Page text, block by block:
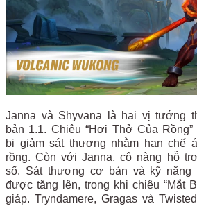
Janna và Shyvana là hai vị tướng
bản 1.1. Chiêu “Hơi Thở Của
bị giảm sát thương nhằm hạn chế
rồng. Còn với Janna, cô nàng hỗ
số. Sát thương cơ bản và kỹ năng
được tăng lên, trong khi chiêu “Mắt
giáp. Tryndamere, Gragas và